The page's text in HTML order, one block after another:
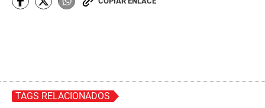
TAGS RELACIONADOS